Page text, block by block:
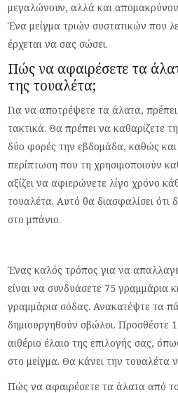
μεγαλώνουν, αλλά και
Ένα μείγμα τριών συστατικών που
έρχεται να σας σώσει.
Πώς να αφαιρέσετε τα
της τουαλέτα;
Για να αποτρέψετε τα άλατα,
τακτικά. Θα πρέπει να καθαρίζετε
δύο φορές την εβδομάδα, καθώς και
περίπτωση που τη χρησιμοποιούν
αξίζει να αφιερώνετε λίγο χρόνο
τουαλέτα. Αυτό θα διασφαλίσει
στο μπάνιο.
Ένας καλός τρόπος για να
είναι να συνδυάσετε 75 γραμμάρια
γραμμάρια σόδας. Ανακατέψτε τα
δημιουργηθούν σβώλοι. Προσθέστε
αιθέριο έλαιο της επιλογής σας,
στο μείγμα. Θα κάνει την τουαλέτα
Πώς να αφαιρέσετε τα άλατα από